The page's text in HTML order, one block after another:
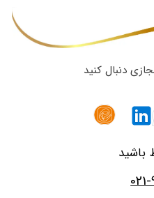
دنبال کنید
باشید